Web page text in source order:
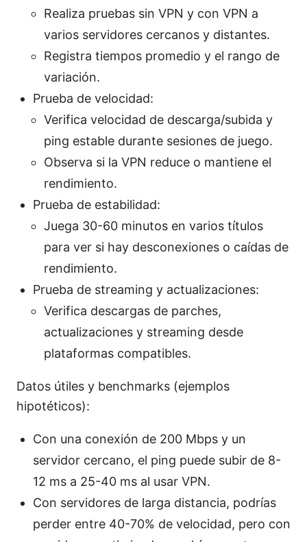
Realiza pruebas sin VPN y con VPN a
varios servidores cercanos y distantes.
Registra tiempos promedio y el rango de
variación.
Prueba de velocidad:
Verifica velocidad de descarga/subida y
ping estable durante sesiones de juego.
Observa si la VPN reduce o mantiene el
rendimiento.
Prueba de estabilidad:
Juega 30-60 minutos en varios títulos
para ver si hay desconexiones o caídas de
rendimiento.
Prueba de streaming y actualizaciones:
Verifica descargas de parches,
actualizaciones y streaming desde
plataformas compatibles.
Datos útiles y benchmarks (ejemplos
hipotéticos):
Con una conexión de 200 Mbps y un
servidor cercano, el ping puede subir de 8-
12 ms a 25-40 ms al usar VPN.
Con servidores de larga distancia, podrías
perder entre 40-70% de velocidad, pero con